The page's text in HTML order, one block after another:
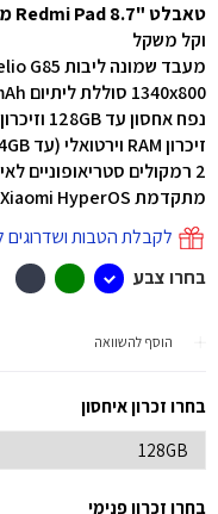
טאבלט "8.7 Redmi Pad מבית Xiaomi
וקל משקל
1340x800 סוללת ליתיום 6,650mAh
זיכרון RAM וירטואלי (עד 4GB או 6GB נוספים, בהתאם לגירסה)
2 רמקולים
מתקדמת Xiaomi HyperOS.
לקבלת הטבות ושדרוגים
בחרו צבע
הוסף להשוואה
בחרו זכרון איחסון
בחרו זכרון פנימי